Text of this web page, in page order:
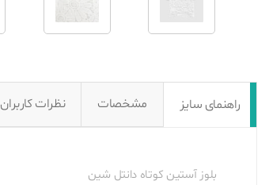
راهنمای سایز مشخصات نظرات کاربران
بلوز آستین کوتاه دانتل شین